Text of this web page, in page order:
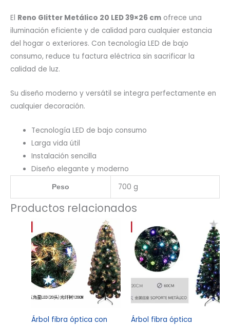
El Reno Glitter Metálico 20 LED 39×26 cm ofrece una
iluminación eficiente y de calidad para cualquier estancia
del hogar o exteriores. Con tecnología LED de bajo
consumo, reduce tu factura eléctrica sin sacrificar la
calidad de luz.
Su diseño moderno y versátil se integra perfectamente en
cualquier decoración.
Tecnología LED de bajo consumo
Larga vida útil
Instalación sencilla
Diseño elegante y moderno
Peso 700 g
Productos relacionados
Árbol fibra óptica con
Árbol fibra óptica